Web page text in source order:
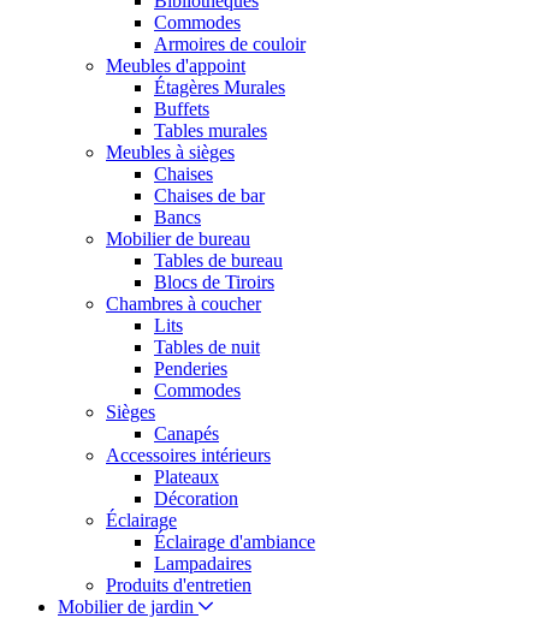
Commodes
Armoires de couloir
Meubles d'appoint
Étagères Murales
Buffets
Tables murales
Meubles à sièges
Chaises
Chaises de bar
Bancs
Mobilier de bureau
Tables de bureau
Blocs de Tiroirs
Chambres à coucher
Lits
Tables de nuit
Penderies
Commodes
Sièges
Canapés
Accessoires intérieurs
Plateaux
Décoration
Éclairage
Éclairage d'ambiance
Lampadaires
Produits d'entretien
Mobilier de jardin